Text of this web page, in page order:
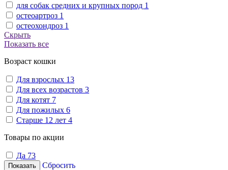
для собак средних и крупных пород 1
остеоартроз 1
остеохондроз 1
Скрыть
Показать все
Возраст кошки
Для взрослых 13
Для всех возрастов 3
Для котят 7
Для пожилых 6
Старше 12 лет 4
Товары по акции
Да 73
Показать
Сбросить